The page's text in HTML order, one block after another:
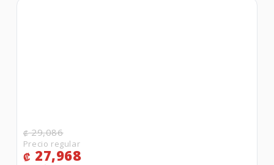
₡29,086
₡ 27,968